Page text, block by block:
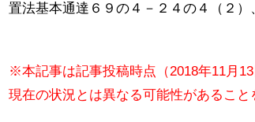
置法基本通達６９の４－２４の４（２）
※本記事は記事投稿時点（2018年11月
現在の状況とは異なる可能性があること